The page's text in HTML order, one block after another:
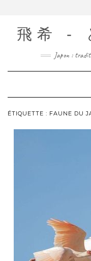
content飛希 -
Japon :
ÉTIQUETTE : FAUNE DU